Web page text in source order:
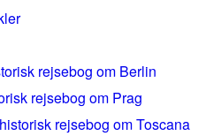
rejsebog om Berlin
rejsebog om Prag
rejsebog om Toscana